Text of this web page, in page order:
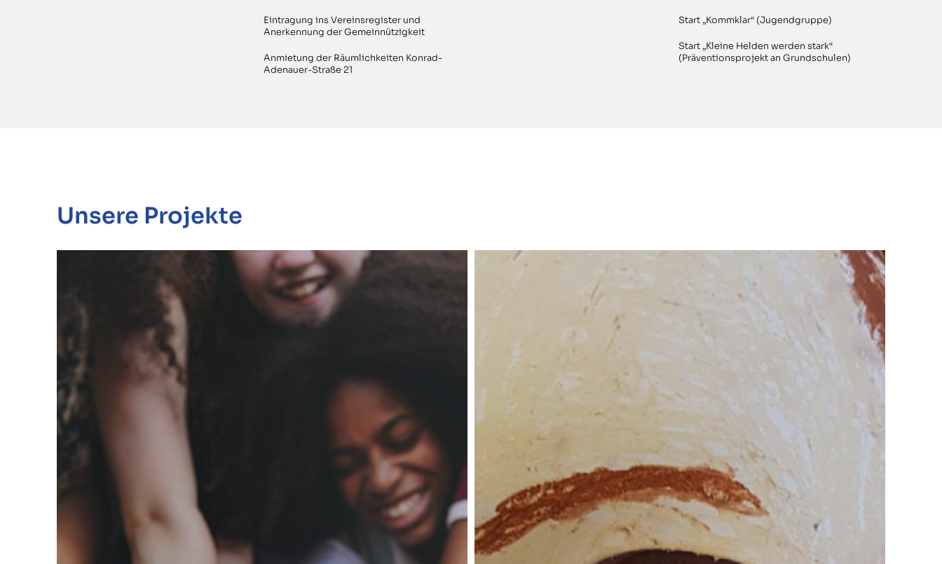
Eintragung ins Vereinsregister und
Anerkennung der Gemeinnützigkeit
Anmietung der Räumlichkeiten Konrad-
Adenauer-Straße 21
Start „Kommklar“ (Jugendgruppe)
Start „Kleine Helden werden stark“
(Präventionsprojekt an Grundschulen)
Unsere Projekte